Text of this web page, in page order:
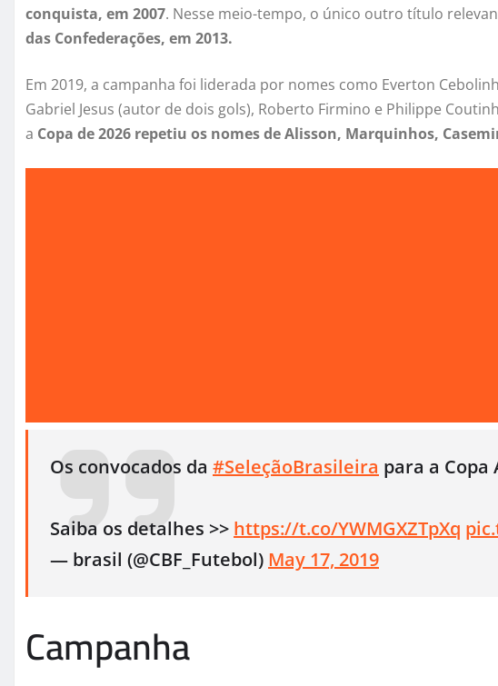
conquista, em 2007. Nesse meio-tempo, o único outro título
das Confederações, em 2013.
Em 2019, a campanha foi liderada por nomes como Everton
Gabriel Jesus (autor de dois gols), Roberto Firmino e Philippe
a Copa de 2026 repetiu os nomes de Alisson, Marquinhos,
Os convocados da #SeleçãoBrasileira para a
Saiba os detalhes >> https://t.co/YWMGXZTpXq
— brasil (@CBF_Futebol) May 17, 2019
Campanha